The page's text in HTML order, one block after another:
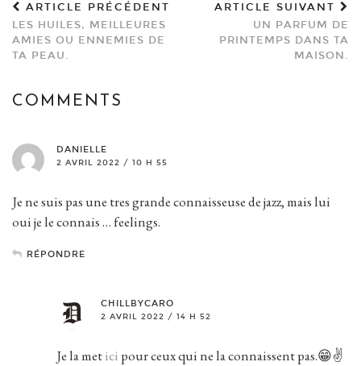
ARTICLE PRÉCÉDENT
LES HUILES, MEILLEURES
AMIES OU ENNEMIES DE
TA PEAU.
ARTICLE SUIVANT
UN PARFUM DE
PRINTEMPS DANS TA
MAISON.
COMMENTS
DANIELLE
2 AVRIL 2022 / 10 H 55
Je ne suis pas une tres grande connaisseuse de jazz, mais lui
oui je le connais … feelings.
RÉPONDRE
CHILLBYCARO
2 AVRIL 2022 / 14 H 52
Je la metici pour ceux qui ne la connaissent pas.😁✌️